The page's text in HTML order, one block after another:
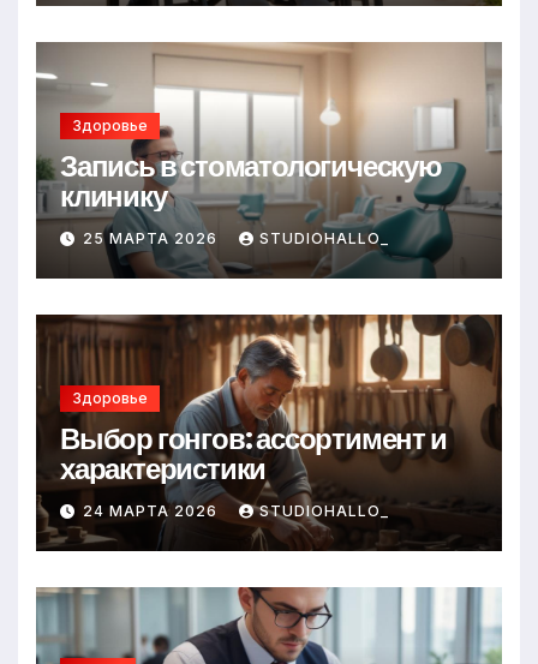
Здоровье
Запись в стоматологическую
клинику
25 МАРТА 2026 STUDIOHALLO_
Здоровье
Выбор гонгов: ассортимент и
характеристики
24 МАРТА 2026 STUDIOHALLO_